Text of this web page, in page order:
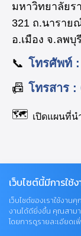
มหาวิทยาลัยร
321 ถ.นาราย
อ.เมือง จ.ลพบุ
📞 โทรศัพท์ :
📠 โทรสาร :
🗺️ เปิดแผนที่น
Facebook:
TikTok:
YouTube:
Email:
เว็บไซต์นี้มีการใช้
เว็บไซต์ของเราใช้งาน
งานได้ดียิ่งขึ้น คุณสาม
โดยการดูรายละเอียดเ